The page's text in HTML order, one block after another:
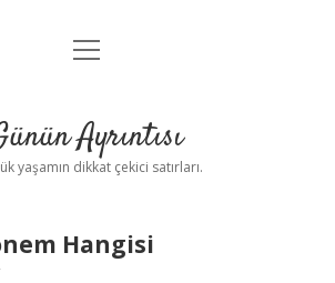
Anasayfa
Yasal Uyarı
menüyü
Ayrıntısı
yaşamın dikkat çekici satırları.
Hangisi